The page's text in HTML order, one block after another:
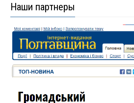
Наши партнеры